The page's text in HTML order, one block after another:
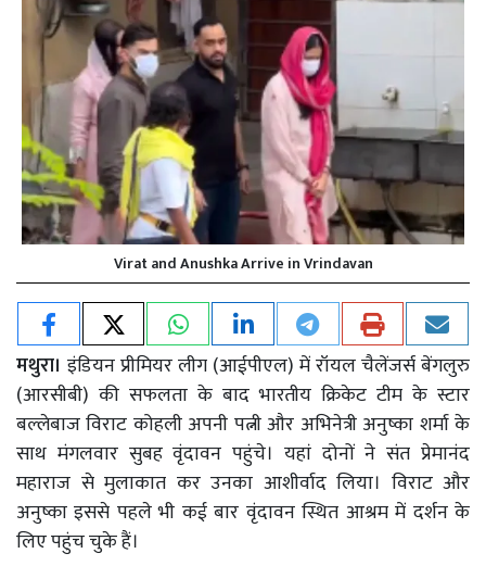
Virat and Anushka Arrive in Vrindavan
मथुरा। इंडियन प्रीमियर लीग (आईपीएल) में रॉयल चैलेंजर्स बेंगलुरु
(आरसीबी) की सफलता के बाद भारतीय क्रिकेट टीम के स्टार
बल्लेबाज विराट कोहली अपनी पत्नी और अभिनेत्री अनुष्का शर्मा के
साथ मंगलवार सुबह वृंदावन पहुंचे। यहां दोनों ने संत प्रेमानंद
महाराज से मुलाकात कर उनका आशीर्वाद लिया। विराट और
अनुष्का इससे पहले भी कई बार वृंदावन स्थित आश्रम में दर्शन के
लिए पहुंच चुके हैं।